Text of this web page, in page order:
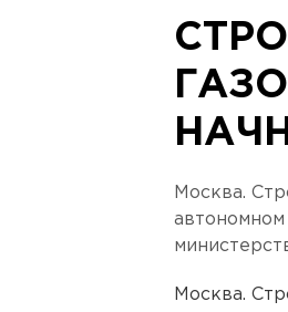
Москва.
Москва.